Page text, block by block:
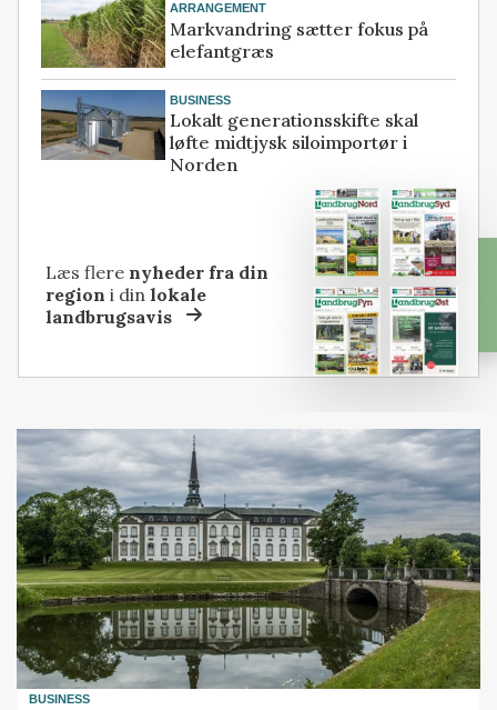
ARRANGEMENT
Markvandring sætter fokus på
elefantgræs
BUSINESS
Lokalt generationsskifte skal
løfte midtjysk siloimportør i
Norden
Læs flere nyheder fra din
region i dinlokale
landbrugsavis
BUSINESS